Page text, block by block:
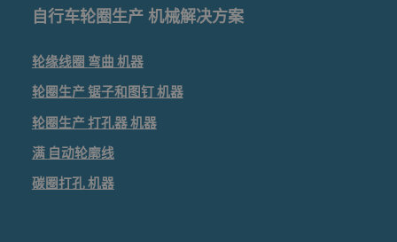
自行车轮圈生产 机械解决方案
轮缘线圈 弯曲 机器
轮圈生产 锯子和图钉机器
轮圈生产 打孔器机器
满 自动轮廓线
碳圈打孔机器